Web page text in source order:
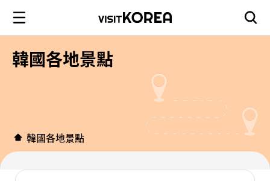
韓國各地景點
韓國各地景點